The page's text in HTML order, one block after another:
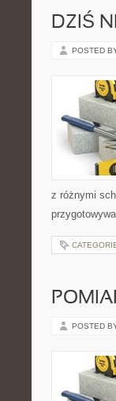
DZIŚ
POSTED
z różnymi
POSTED